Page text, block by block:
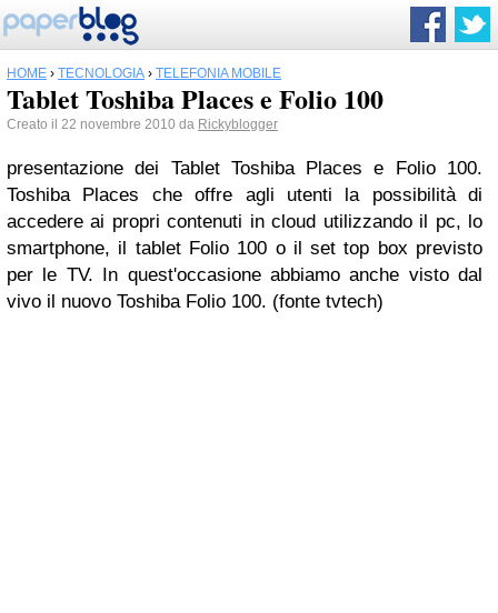
HOME › TECNOLOGIA › TELEFONIA MOBILE
Tablet Toshiba Places e Folio 100
Creato il 22 novembre 2010 da Rickyblogger
presentazione dei Tablet Toshiba Places e Folio 100.
Toshiba Places che offre agli utenti la possibilità di
accedere ai propri contenuti in cloud utilizzando il pc, lo
smartphone, il tablet Folio 100 o il set top box previsto
per le TV. In quest'occasione abbiamo anche visto dal
vivo il nuovo Toshiba Folio 100. (fonte tvtech)